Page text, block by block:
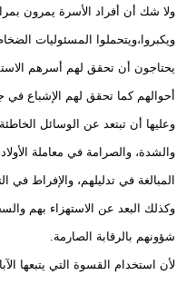
ولا شك أن أفراد الأسرة يمرون
ويكبروا،ويتحملوا المسئوليات
يحتاجون أن تحقق لهم أسرهم
أحوالهم كما تحقق لهم الإشباع في
وعليها أن تبتعد عن الوسائل
والشدة، والصرامة في معاملة
المبالغة في تدليلهم، والإفراط في
وكذلك البعد عن الاستهزاء بهم
شؤونهم بالرقابة الصارمة.
لأن استخدام القسوة التي يتبعها